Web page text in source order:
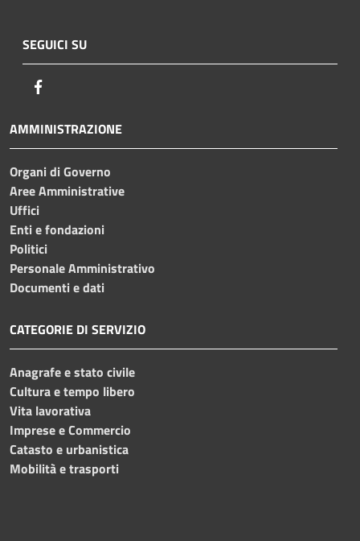
SEGUICI SU
AMMINISTRAZIONE
Organi di Governo
Aree Amministrative
Uffici
Enti e fondazioni
Politici
Personale Amministrativo
Documenti e dati
CATEGORIE DI SERVIZIO
Anagrafe e stato civile
Cultura e tempo libero
Vita lavorativa
Imprese e Commercio
Catasto e urbanistica
Mobilità e trasporti